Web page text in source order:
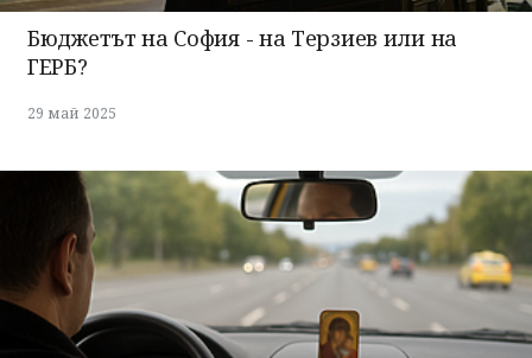
Бюджетът на София - на Терзиев или на
ГЕРБ?
29 май 2025